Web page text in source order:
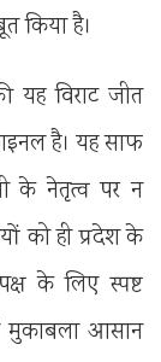
किया है।
यह विराट जीत
है। यह साफ
के नेतृत्व पर न
को ही प्रदेश के
के लिए स्पष्ट
मुकाबला आसान